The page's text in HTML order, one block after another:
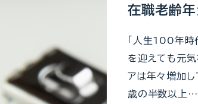
在職老齢年
「人生100年時
を迎えても元
アは年々増加
歳の半数以上…